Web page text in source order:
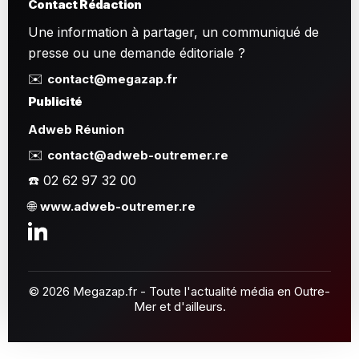
Contact Rédaction
Une information à partager, un communiqué de
presse ou une demande éditoriale ?
✉️ contact@megazap.fr
Publicité
Adweb Réunion
✉️ contact@adweb-outremer.re
☎️ 02 62 97 32 00
🌐www.adweb-outremer.re
© 2026 Megazap.fr - Toute l'actualité média en Outre-
Mer et d'ailleurs.